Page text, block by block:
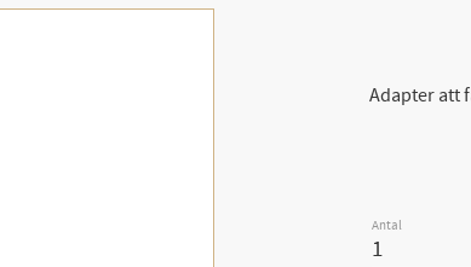
Adapter att
Antal